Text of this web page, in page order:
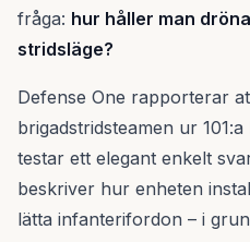
fråga: hur håller man
stridsläge?
Defense One rapporterar
brigadstridsteamen ur
testar ett elegant enkelt
beskriver hur enheten
lätta infanterifordon – i